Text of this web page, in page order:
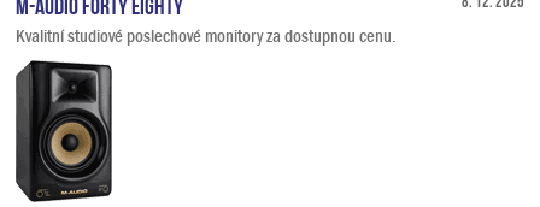
Kvalitní studiové poslechové monitory za dostupnou cenu.